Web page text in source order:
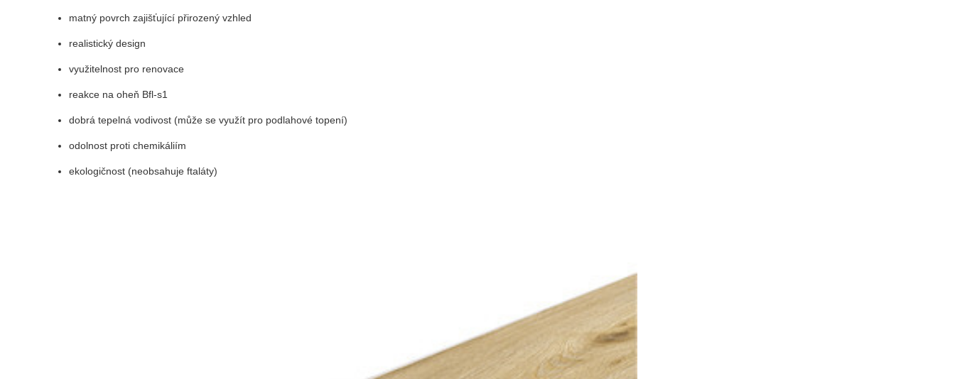
matný povrch zajišťující přirozený vzhled
realistický design
využitelnost pro renovace
reakce na oheň Bfl-s1
dobrá tepelná vodivost (může se využít pro podlahové topení)
odolnost proti chemikáliím
ekologičnost (neobsahuje ftaláty)